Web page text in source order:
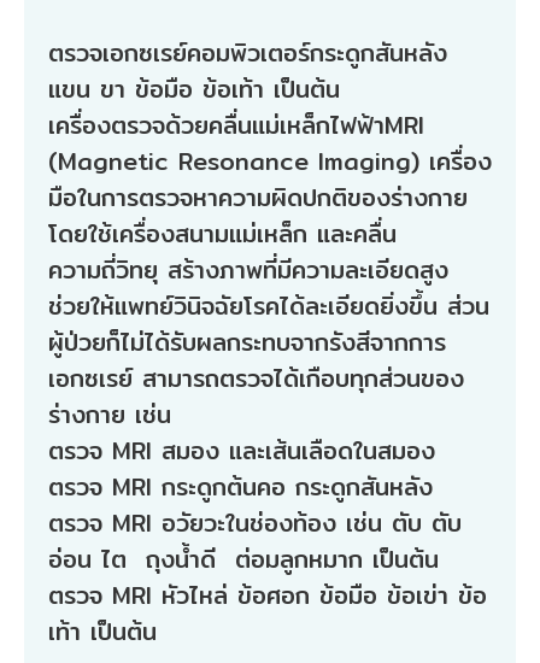
ตรวจเอกซเรย์คอมพิวเตอร์กระดูกสันหลัง
แขน ขา ข้อมือ ข้อเท้า เป็นต้น
เครื่องตรวจด้วยคลื่นแม่เหล็กไฟฟ้าMRI
(Magnetic Resonance Imaging) เครื่อง
มือในการตรวจหาความผิดปกติของร่างกาย
โดยใช้เครื่องสนามแม่เหล็ก และคลื่น
ความถี่วิทยุ สร้างภาพที่มีความละเอียดสูง
ช่วยให้แพทย์วินิจฉัยโรคได้ละเอียดยิ่งขึ้น ส่วน
ผู้ป่วยก็ไม่ได้รับผลกระทบจากรังสีจากการ
เอกซเรย์ สามารถตรวจได้เกือบทุกส่วนของ
ร่างกาย เช่น
ตรวจ MRI สมอง และเส้นเลือดในสมอง
ตรวจ MRI กระดูกต้นคอ กระดูกสันหลัง
ตรวจ MRI อวัยวะในช่องท้อง เช่น ตับ ตับ
อ่อน ไต ถุงน้ำดี ต่อมลูกหมาก เป็นต้น
ตรวจ MRI หัวไหล่ ข้อศอก ข้อมือ ข้อเข่า ข้อ
เท้า เป็นต้น